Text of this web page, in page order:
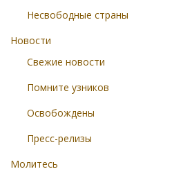
Несвободные страны
Новости
Свежие новости
Помните узников
Освобождены
Пресс-релизы
Молитесь